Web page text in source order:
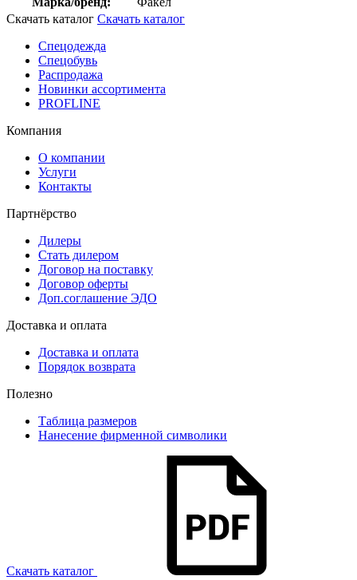
Скачать каталог Скачать каталог
Спецодежда
Спецобувь
Распродажа
Новинки ассортимента
PROFLINE
Компания
О компании
Услуги
Контакты
Партнёрство
Дилеры
Стать дилером
Договор на поставку
Договор оферты
Доп.соглашение ЭДО
Доставка и оплата
Доставка и оплата
Порядок возврата
Полезно
Таблица размеров
Нанесение фирменной символики
Скачать каталог